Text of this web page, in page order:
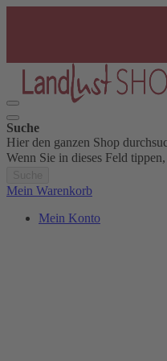
Suche
Hier den ganzen Shop
Wenn Sie in dieses Feld
Mein Warenkorb
Mein Konto